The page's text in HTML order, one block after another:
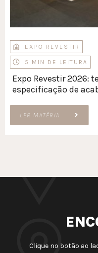
EXPO REVESTIR
5 MIN DE LEITURA
Expo Revestir 2026:
especificação de
LER MATÉRIA
Clique no botão ao